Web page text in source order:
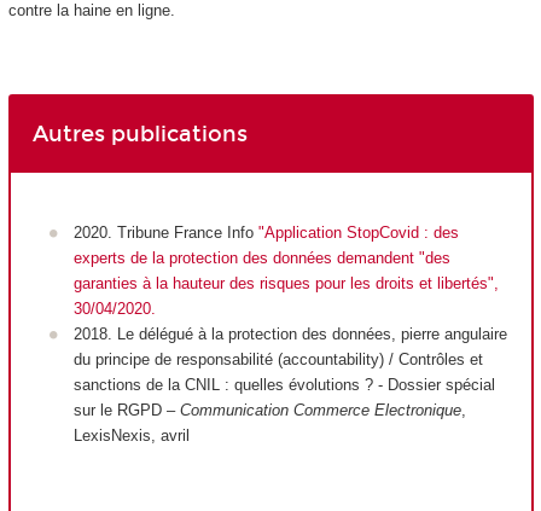
contre la haine en ligne.
Autres publications
2020. Tribune France Info "Application StopCovid : des
experts de la protection des données demandent "des
garanties à la hauteur des risques pour les droits et libertés",
30/04/2020.
2018. Le délégué à la protection des données, pierre angulaire
du principe de responsabilité (accountability) / Contrôles et
sanctions de la CNIL : quelles évolutions ? - Dossier spécial
sur le RGPD – Communication Commerce Electronique,
LexisNexis, avril